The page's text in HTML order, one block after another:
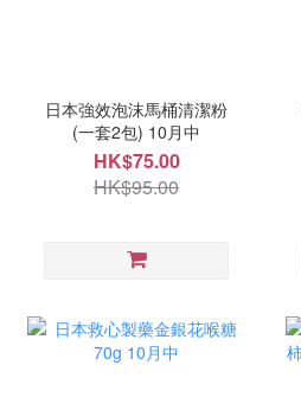
日本強效泡沫馬桶清潔粉
(一套2包) 10月中
HK$75.00
HK$95.00